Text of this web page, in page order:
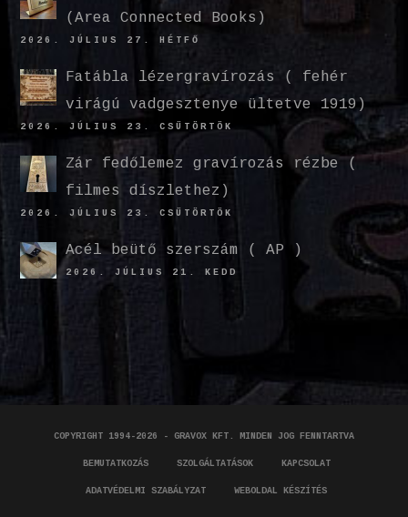
(Area Connected Books)
2026. JÚLIUS 27. HÉTFŐ
Fatábla lézergravírozás ( fehér
virágú vadgesztenye ültetve 1919)
2026. JÚLIUS 23. CSÜTÖRTÖK
Zár fedőlemez gravírozás rézbe (
filmes díszlethez)
2026. JÚLIUS 23. CSÜTÖRTÖK
Acél beütő szerszám ( AP )
2026. JÚLIUS 21. KEDD
COPYRIGHT 1994-2026 - GRAVOX KFT. MINDEN JOG FENNTARTVA
BEMUTATKOZÁS SZOLGÁLTATÁSOK KAPCSOLAT
ADATVÉDELMI SZABÁLYZAT WEBOLDAL KÉSZÍTÉS